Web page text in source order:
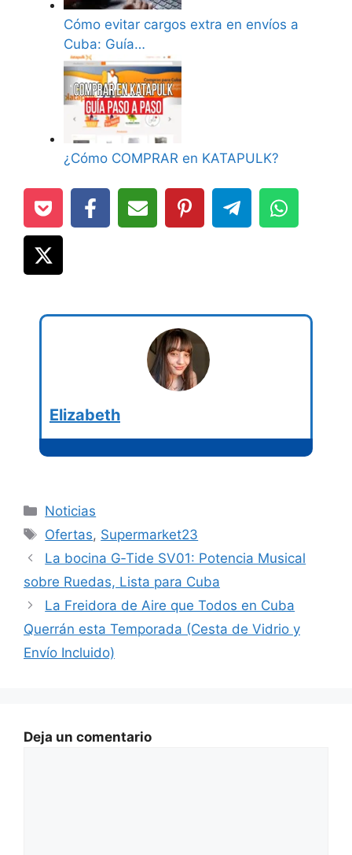
Cómo evitar cargos extra en envíos a
Cuba: Guía…
¿Cómo COMPRAR en KATAPULK?
Elizabeth
Categorías
Noticias
Etiquetas
Ofertas, Supermarket23
La bocina G‑Tide SV01: Potencia Musical
sobre Ruedas, Lista para Cuba
La Freidora de Aire que Todos en Cuba
Querrán esta Temporada (Cesta de Vidrio y
Envío Incluido)
Deja un comentario